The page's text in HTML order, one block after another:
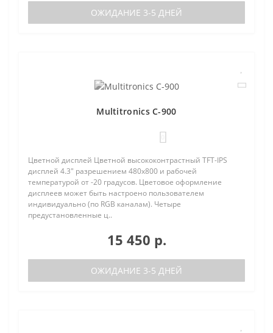
ОЖИДАНИЕ 3-5 ДНЕЙ
Multitronics C-900
Цветной дисплей Цветной высококонтрастный TFT-IPS
дисплей 4.3" разрешением 480х800 и рабочей
температурой от -20 градусов. Цветовое оформление
дисплеев может быть настроено пользователем
индивидуально (по RGB каналам). Четыре
предустановленные ц..
15 450 р.
ОЖИДАНИЕ 3-5 ДНЕЙ